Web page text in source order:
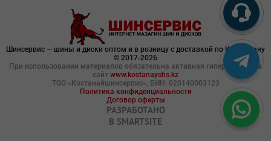
Шинсервис — шины и диски оптом и в розницу с доставкой по Казахстану
© 2017-2026
При использовании материалов обязательна активная гиперссылка на
сайт www.kostanayshs.kz
ТОО «Костанайшинсервис», БИН: 020140003123
Политика конфиденциальности
Договор оферты
РАЗРАБОТАНО
В SMARTSITE